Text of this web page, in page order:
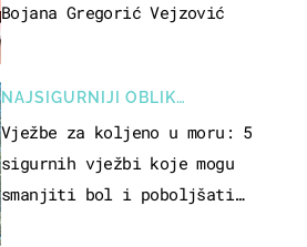
Bojana Gregorić Vejzović
NAJSIGURNIJI OBLIK
REKREACIJE
Vježbe za koljeno u moru: 5
sigurnih vježbi koje mogu
smanjiti bol i poboljšati